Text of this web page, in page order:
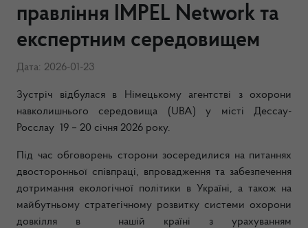
правління IMPEL Network та
експертним середовищем
Дата: 2026-01-23
Зустріч відбулася в Німецькому агентстві з охорони
навколишнього середовища (UBA) у місті Дессау-
Росслау 19 – 20 січня 2026 року.
Під час обговорень сторони зосередилися на питаннях
двосторонньої співпраці, впровадження та забезпечення
дотримання екологічної політики в Україні, а також на
майбутньому стратегічному розвитку системи охорони
довкілля в нашій країні з урахуванням